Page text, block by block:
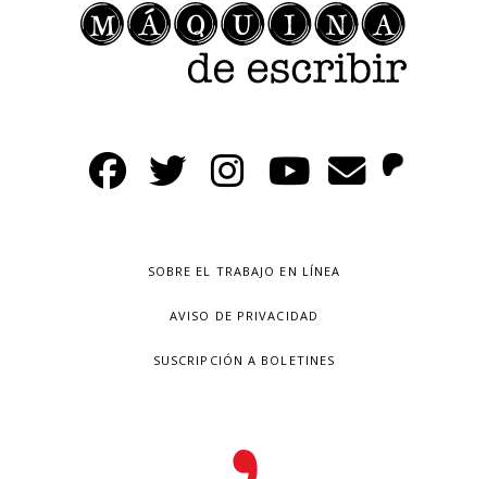
SOBRE EL TRABAJO EN LÍNEA
AVISO DE PRIVACIDAD
SUSCRIPCIÓN A BOLETINES